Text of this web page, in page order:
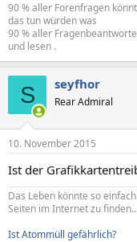
90 % aller Forenfragen
das tun würden was
90 % aller
und lesen .
S seyfhor
Rear Admiral
10. November 2015
Ist der
Das Leben könnte so
Seiten im Internet zu
Ist Atommüll gefährlich?